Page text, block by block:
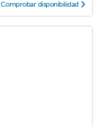
Comprobar disponibilidad